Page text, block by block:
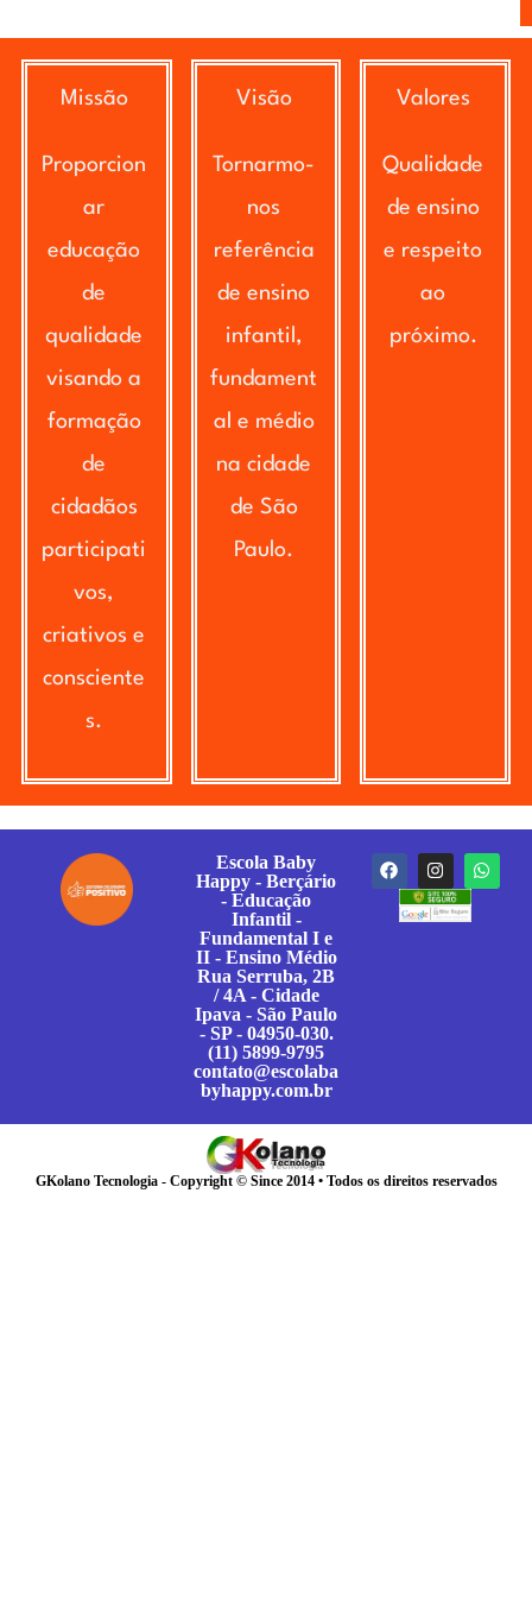
Missão
Proporcion
ar
educação
de
qualidade
visando a
formação
de
cidadãos
participati
vos,
criativos e
consciente
s.
Visão
Tornarmo-
nos
referência
de ensino
infantil,
fundament
al e médio
na cidade
de São
Paulo.
Valores
Qualidade
de ensino
e respeito
ao
próximo.
Escola Baby
Happy - Berçário
- Educação
Infantil -
Fundamental I e
II - Ensino Médio
Rua Serruba, 2B
/ 4A - Cidade
Ipava - São Paulo
- SP - 04950-030.
(11) 5899-9795
contato@escolaba
byhappy.com.br
GKolano Tecnologia - Copyright © Since 2014 • Todos os direitos reservados